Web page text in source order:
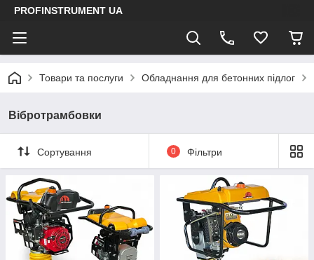
PROFINSTRUMENT UA
Товари та послуги Обладнання для бетонних підлог
Вібротрамбовки
Сортування 0 Фільтри